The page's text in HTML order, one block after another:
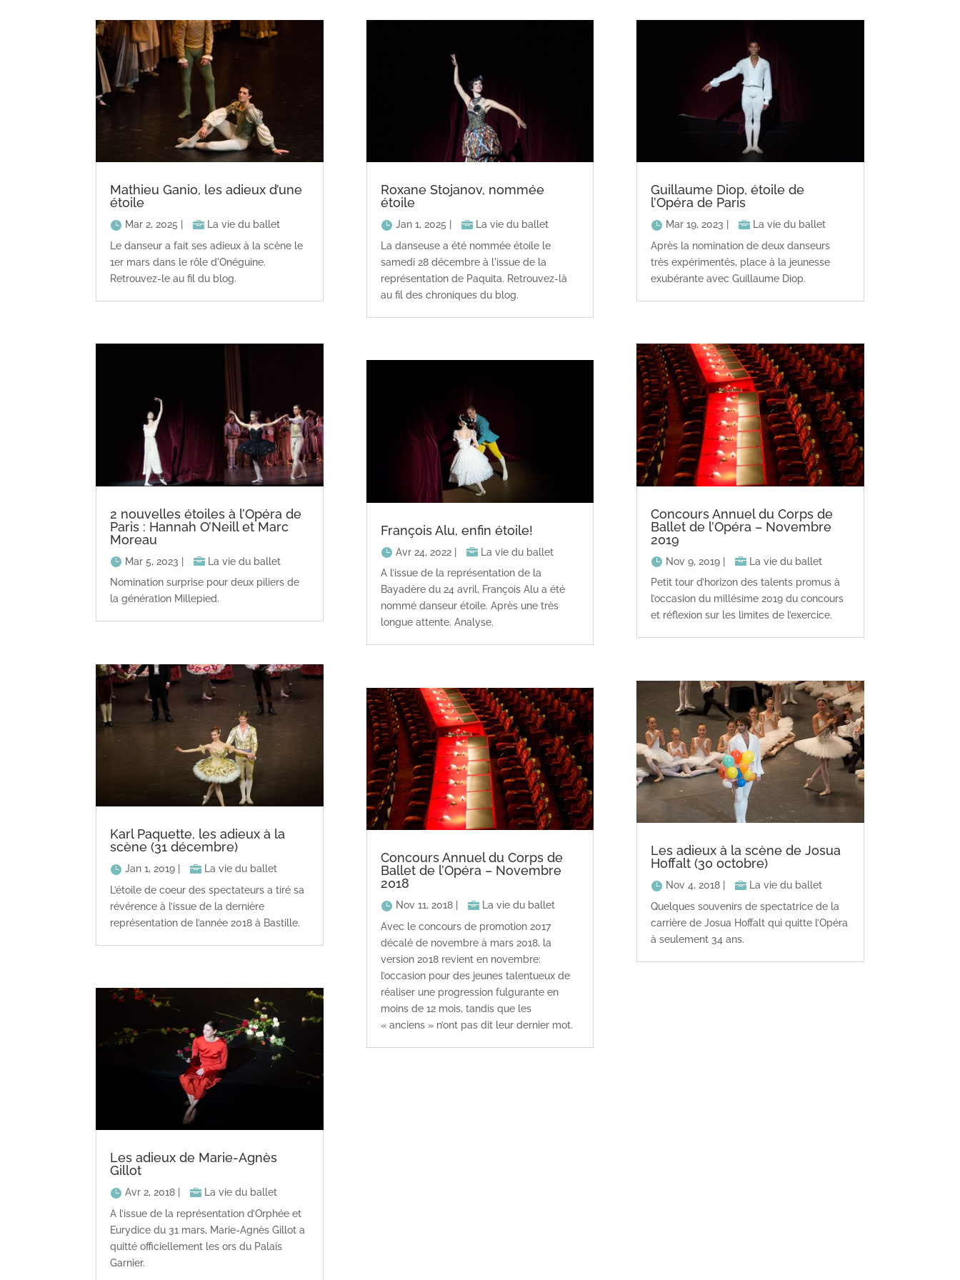
Mathieu Ganio, les adieux d’une
étoile
Mar 2, 2025
La vie du ballet
Le danseur a fait ses adieux à la scène le
1er mars dans le rôle d'Onéguine.
Retrouvez-le au fil du blog.
2 nouvelles étoiles à l’Opéra de
Paris : Hannah O’Neill et Marc
Moreau
Mar 5, 2023 |
La vie du ballet
Nomination surprise pour deux piliers de
la génération Millepied.
Karl Paquette, les adieux à la
scène (31 décembre)
Jan 1, 2019
La vie du ballet
L’étoile de coeur des spectateurs a tiré sa
révérence à l’issue de la dernière
représentation de l’année 2018 à Bastille.
Les adieux de Marie-Agnès
Gillot
Avr 2, 2018
La vie du ballet
A l’issue de la représentation d’Orphée et
Eurydice du 31 mars, Marie-Agnès Gillot a
quitté officiellement les ors du Palais
Garnier.
Roxane Stojanov, nommée
étoile
Jan 1, 2025
La vie du ballet
La danseuse a été nommée étoile le
samedi 28 décembre à l'issue de la
représentation de Paquita. Retrouvez-là
au fil des chroniques du blog.
François Alu, enfin étoile!
Avr 24, 2022|
La vie du ballet
A l’issue de la représentation de la
Bayadère du 24 avril, François Alu a été
nommé danseur étoile. Après une très
longue attente. Analyse.
Concours Annuel du Corps de
Ballet de l’Opéra – Novembre
2018
Nov 11, 2018|
La vie du ballet
Avec le concours de promotion 2017
décalé de novembre à mars 2018, la
version 2018 revient en novembre:
l’occasion pour des jeunes talentueux de
réaliser une progression fulgurante en
moins de 12 mois, tandis que les
« anciens » n’ont pas dit leur dernier mot.
Guillaume Diop, étoile de
l’Opéra de Paris
Mar 19, 2023
La vie du ballet
Après la nomination de deux danseurs
très expérimentés, place à la jeunesse
exubérante avec Guillaume Diop.
Concours Annuel du Corps de
Ballet de l’Opéra – Novembre
2019
Nov 9, 2019|
La vie du ballet
Petit tour d’horizon des talents promus à
l’occasion du millésime 2019 du concours
et réflexion sur les limites de l’exercice.
Les adieux à la scène de Josua
Hoffalt (30 octobre)
Nov 4, 2018|
La vie du ballet
Quelques souvenirs de spectatrice de la
carrière de Josua Hoffalt qui quitte l’Opéra
à seulement 34 ans.